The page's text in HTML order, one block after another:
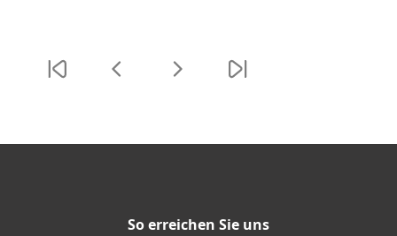
So erreichen Sie uns